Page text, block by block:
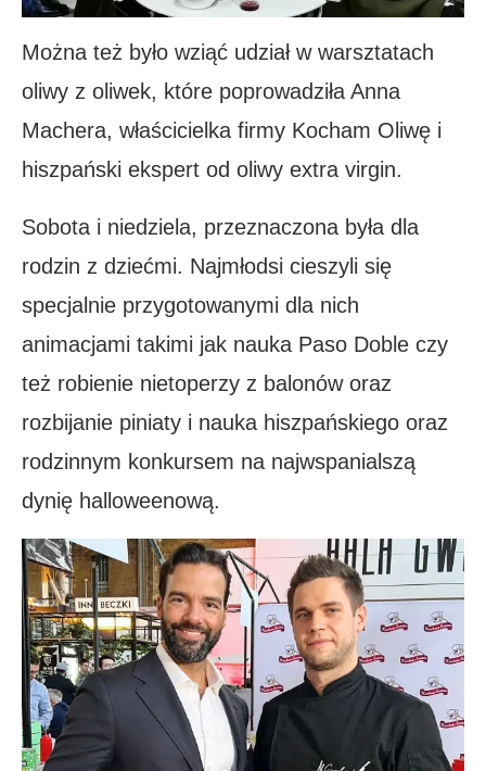
Można też było wziąć udział w warsztatach
oliwy z oliwek, które poprowadziła Anna
Machera, właścicielka firmy Kocham Oliwę i
hiszpański ekspert od oliwy extra virgin.
Sobota i niedziela, przeznaczona była dla
rodzin z dziećmi. Najmłodsi cieszyli się
specjalnie przygotowanymi dla nich
animacjami takimi jak nauka Paso Doble czy
też robienie nietoperzy z balonów oraz
rozbijanie piniaty i nauka hiszpańskiego oraz
rodzinnym konkursem na najwspanialszą
dynię halloweenową.